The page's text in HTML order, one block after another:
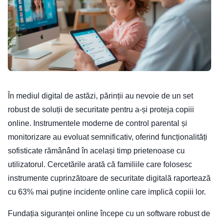
În mediul digital de astăzi, părinții au nevoie de un set
robust de soluții de securitate pentru a-și proteja copiii
online. Instrumentele moderne de control parental și
monitorizare au evoluat semnificativ, oferind funcționalități
sofisticate rămânând în același timp prietenoase cu
utilizatorul. Cercetările arată că familiile care folosesc
instrumente cuprinzătoare de securitate digitală raportează
cu 63% mai puține incidente online care implică copiii lor.
Fundația siguranței online începe cu un software robust de